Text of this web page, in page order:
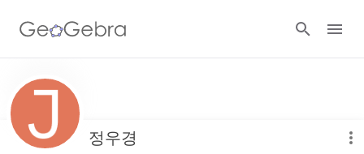
Resources
Number Sense
Calculators 정우경